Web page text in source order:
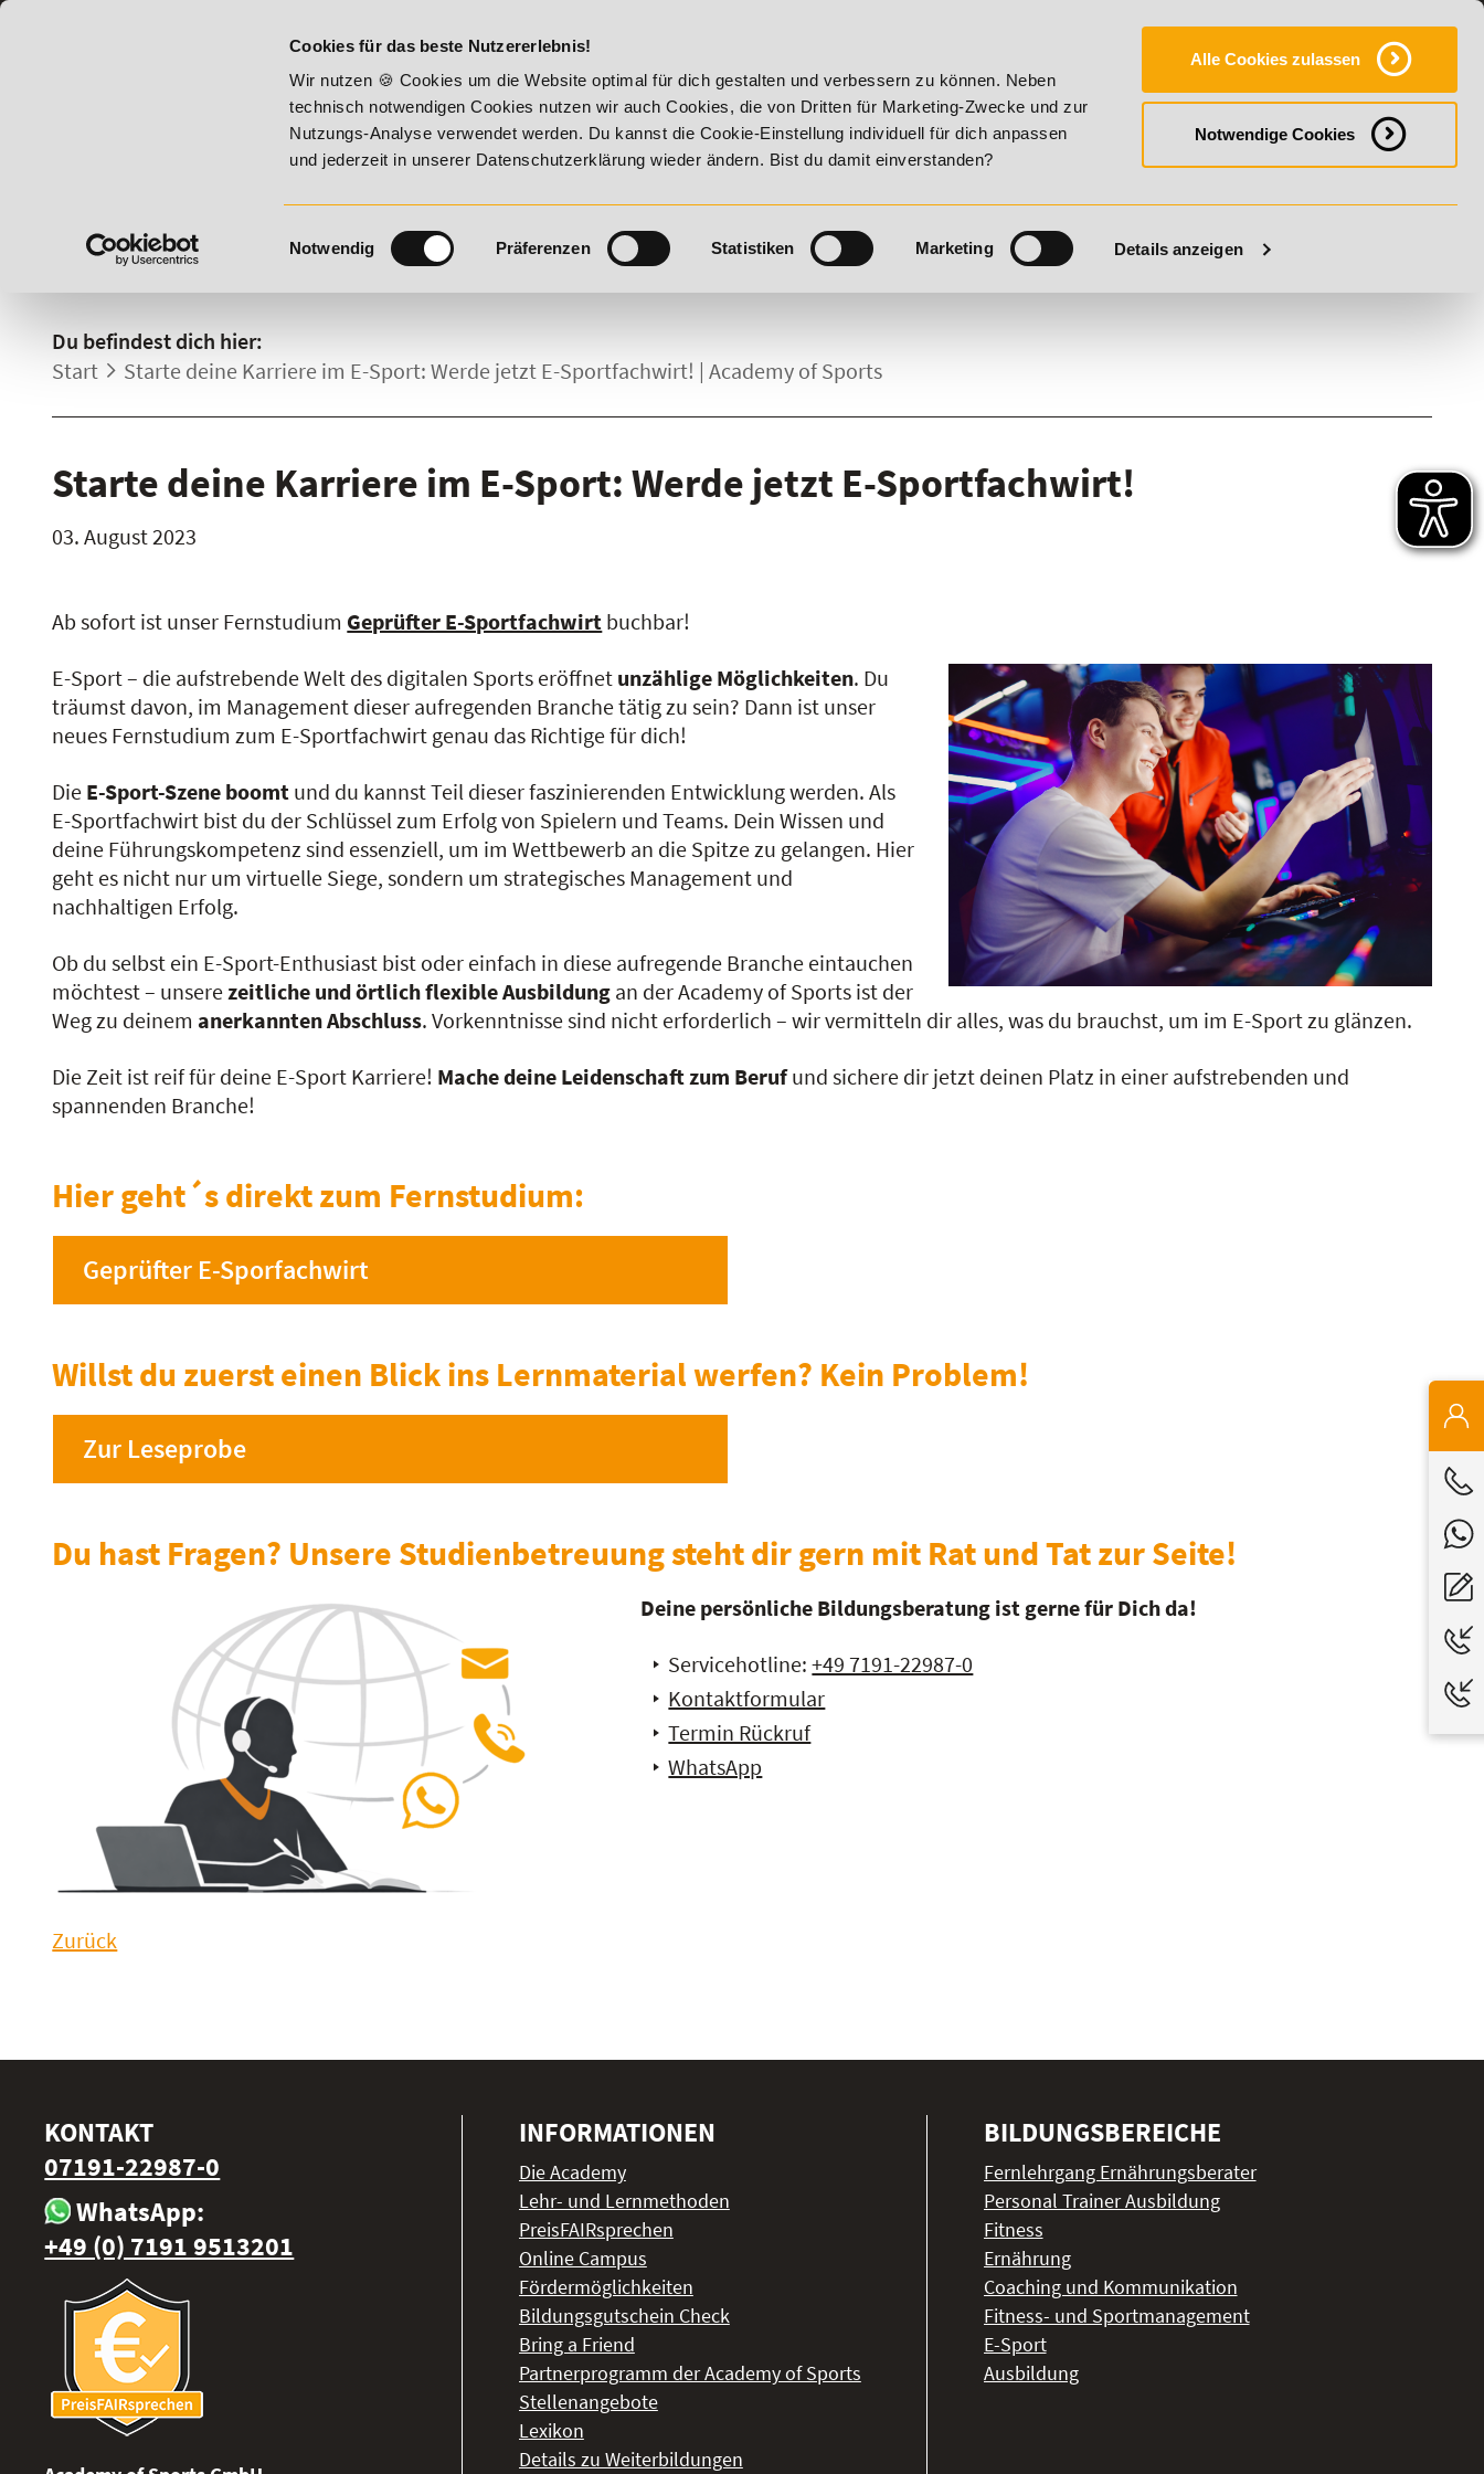
Cookies für das beste Nutzererlebnis!
Wir nutzen 🍪 Cookies um die Website optimal für dich gestalten und verbessern zu können. Neben
technisch notwendigen Cookies nutzen wir auch Cookies, die von Dritten für Marketing-Zwecke und zur
Nutzungs-Analyse verwendet werden. Du kannst die Cookie-Einstellung individuell für dich anpassen
und jederzeit in unserer Datenschutzerklärung wieder ändern. Bist du damit einverstanden?
Einwilligungsauswahl
Notwendig Präferenzen Statistiken Marketing Details anzeigen
Alle Cookies zulassen
Notwendige Cookies
KONTAKT FAQ ONLINE-CAMPUS
20% Rabatt bis 17. August 2026 - Summer Vitality! 20% Rabatt bis 17. August 2026 - Summer Vitality! 20% Rabatt bis 17. August 2026 - Summer Vitality!
DETAILS.
Du befindest dich hier:
Start
Starte deine Karriere im E-Sport: Werde jetzt E-Sportfachwirt! | Academy of Sports
Starte deine Karriere im E-Sport: Werde jetzt E-Sportfachwirt!
03. August 2023
Ab sofort ist unser Fernstudium Geprüfter E-Sportfachwirt buchbar!
E-Sport – die aufstrebende Welt des digitalen Sports eröffnet unzählige Möglichkeiten. Du
träumst davon, im Management dieser aufregenden Branche tätig zu sein? Dann ist unser
neues Fernstudium zum E-Sportfachwirt genau das Richtige für dich!
Die E-Sport-Szene boomt und du kannst Teil dieser faszinierenden Entwicklung werden. Als
E-Sportfachwirt bist du der Schlüssel zum Erfolg von Spielern und Teams. Dein Wissen und
deine Führungskompetenz sind essenziell, um im Wettbewerb an die Spitze zu gelangen. Hier
geht es nicht nur um virtuelle Siege, sondern um strategisches Management und
nachhaltigen Erfolg.
Ob du selbst ein E-Sport-Enthusiast bist oder einfach in diese aufregende Branche eintauchen
möchtest – unserezeitliche und örtlich flexible Ausbildung an der Academy of Sports ist der
Weg zu deinem anerkannten Abschluss. Vorkenntnisse sind nicht erforderlich – wir vermitteln dir alles, was du brauchst, um im E-Sport zu glänzen.
Die Zeit ist reif für deine E-Sport Karriere! Mache deine Leidenschaft zum Berufund sichere dir jetzt deinen Platz in einer aufstrebenden und
spannenden Branche!
Hier geht´s direkt zum Fernstudium:
Geprüfter E-Sporfachwirt
Willst du zuerst einen Blick ins Lernmaterial werfen? Kein Problem!
Zur Leseprobe
Du hast Fragen? Unsere Studienbetreuung steht dir gern mit Rat und Tat zur Seite!
Deine persönliche Bildungsberatung ist gerne für Dich da!
Servicehotline:+49 7191-22987-0
Kontaktformular
Termin Rückruf
WhatsApp
Zurück
KONTAKT
07191-22987-0
WhatsApp:
+49 (0) 7191 9513201
INFORMATIONEN
Die Academy
Lehr- und Lernmethoden
PreisFAIRsprechen
Online Campus
Fördermöglichkeiten
Bildungsgutschein Check
Bring a Friend
Partnerprogramm der Academy of Sports
Stellenangebote
Lexikon
Details zu Weiterbildungen
BILDUNGSBEREICHE
Fernlehrgang Ernährungsberater
Personal Trainer Ausbildung
Fitness
Ernährung
Coaching und Kommunikation
Fitness- und Sportmanagement
E-Sport
Ausbildung